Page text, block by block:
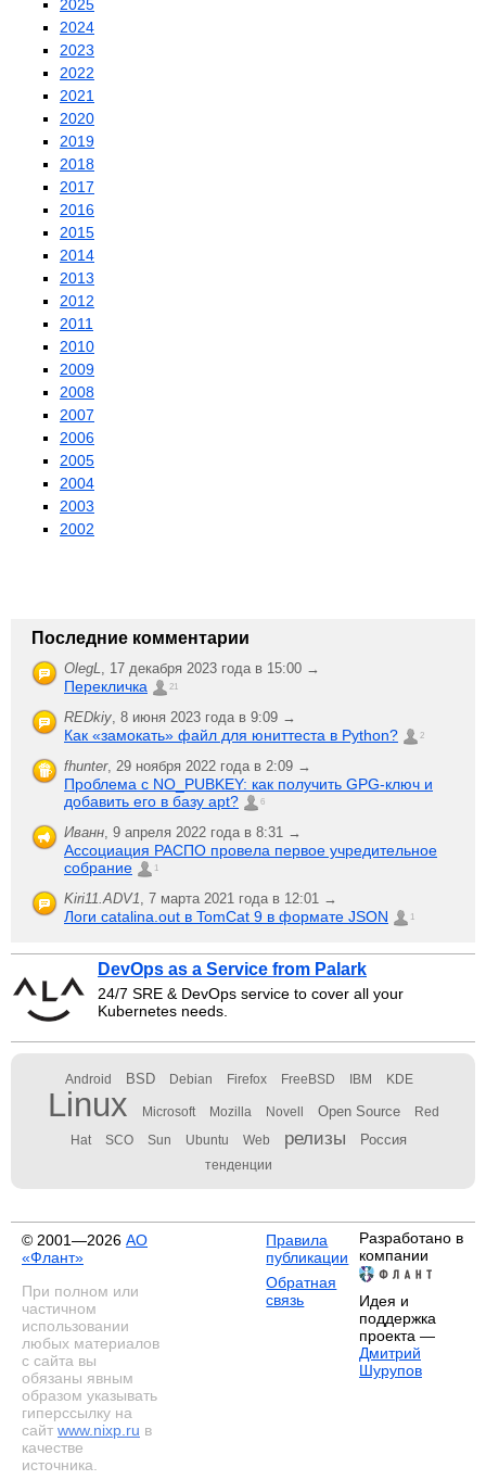
2025
2024
2023
2022
2021
2020
2019
2018
2017
2016
2015
2014
2013
2012
2011
2010
2009
2008
2007
2006
2005
2004
2003
2002
Последние комментарии
OlegL, 17 декабря 2023 года в 15:00 →
Перекличка 21
REDkiy, 8 июня 2023 года в 9:09 →
Как «замокать» файл для юниттеста в Python? 2
fhunter, 29 ноября 2022 года в 2:09 →
Проблема с NO_PUBKEY: как получить GPG-ключ и
добавить его в базу apt?
6
Иванн, 9 апреля 2022 года в 8:31 →
Ассоциация РАСПО провела первое учредительное
собрание
1
Kiri11.ADV1, 7 марта 2021 года в 12:01 →
Логи catalina.out в TomCat 9 в формате JSON 1
DevOps as a Service from Palark
24/7 SRE & DevOps service to cover all your
Kubernetes needs.
Android BSD Debian Firefox FreeBSD IBM KDE
Linux Microsoft Mozilla Novell Open Source Red
Hat SCO Sun Ubuntu Web релизы Россия
тенденции
© 2001—2026 АО
«Флант»
При полном или
частичном
использовании
любых материалов
с сайта вы
обязаны явным
образом указывать
гиперссылку на
сайт www.nixp.ru в
качестве
источника.
Правила
публикации
Обратная
связь
Разработано в
компании
Идея и
поддержка
проекта —
Дмитрий
Шурупов